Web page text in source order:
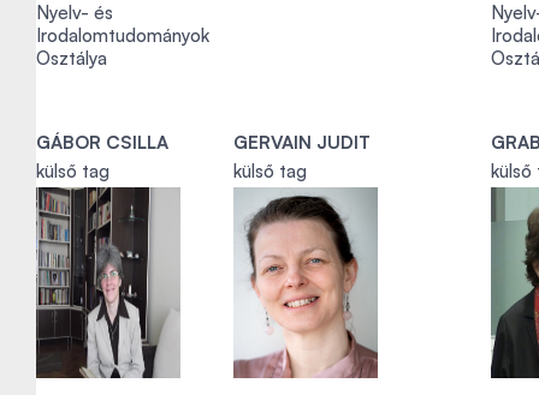
Nyelv- és
Irodalomtudományok
Osztálya
GÁBOR CSILLA
külső tag
GERVAIN JUDIT
külső tag
külső